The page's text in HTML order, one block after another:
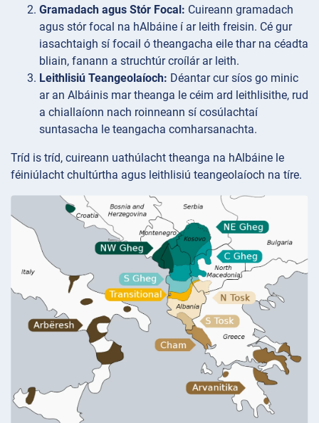
Gramadach agus Stór Focal: Cuireann gramadach
agus stór focal na hAlbáine í ar leith freisin. Cé gur
iasachtaigh sí focail ó theangacha eile thar na céadta
bliain, fanann a struchtúr croílár ar leith.
Leithlisiú Teangeolaíoch: Déantar cur síos go minic
ar an Albáinis mar theanga le céim ard leithlisithe, rud
a chiallaíonn nach roinneann sí cosúlachtaí
suntasacha le teangacha comharsanachta.
Tríd is tríd, cuireann uathúlacht theanga na hAlbáine le
féiniúlacht chultúrtha agus leithlisiú teangeolaíoch na tíre.